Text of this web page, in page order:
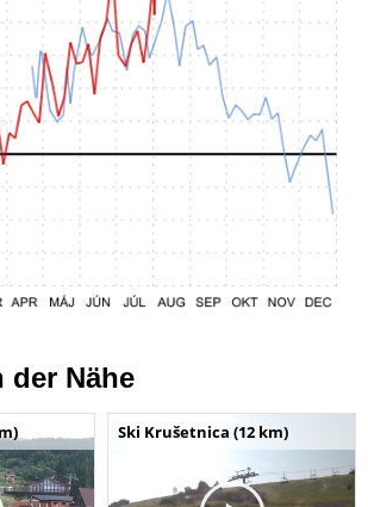
der Nähe
Ski Krušetnica (12 km)